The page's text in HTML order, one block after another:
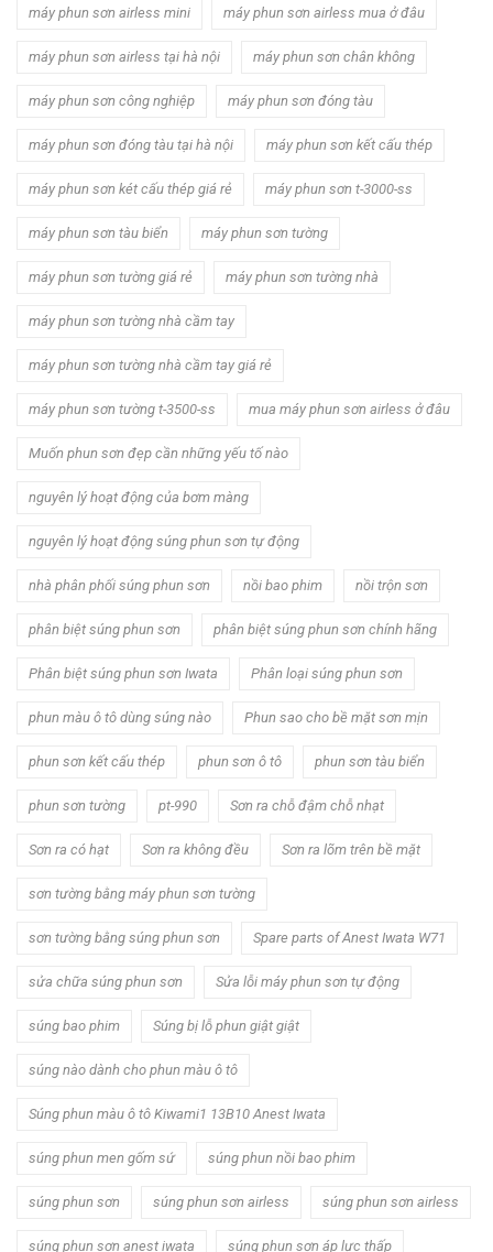
máy phun sơn airless mini máy phun sơn airless mua ở đâu
máy phun sơn airless tại hà nội máy phun sơn chân không
máy phun sơn công nghiệp máy phun sơn đóng tàu
máy phun sơn đóng tàu tại hà nội máy phun sơn kết cấu thép
máy phun sơn két cấu thép giá rẻ máy phun sơn t-3000-ss
máy phun sơn tàu biển máy phun sơn tường
máy phun sơn tường giá rẻ máy phun sơn tường nhà
máy phun sơn tường nhà cầm tay
máy phun sơn tường nhà cầm tay giá rẻ
máy phun sơn tường t-3500-ss mua máy phun sơn airless ở đâu
Muốn phun sơn đẹp cần những yếu tố nào
nguyên lý hoạt động của bơm màng
nguyên lý hoạt động súng phun sơn tự động
nhà phân phối súng phun sơn nồi bao phim nồi trộn sơn
phân biệt súng phun sơn phân biệt súng phun sơn chính hãng
Phân biệt súng phun sơn Iwata Phân loại súng phun sơn
phun màu ô tô dùng súng nào Phun sao cho bề mặt sơn mịn
phun sơn kết cấu thép phun sơn ô tô phun sơn tàu biển
phun sơn tường pt-990 Sơn ra chỗ đậm chỗ nhạt
Sơn ra có hạt Sơn ra không đều Sơn ra lõm trên bề mặt
sơn tường bằng máy phun sơn tường
sơn tường bằng súng phun sơn Spare parts of Anest Iwata W71
sửa chữa súng phun sơn Sửa lỗi máy phun sơn tự động
súng bao phim Súng bị lỗ phun giật giật
súng nào dành cho phun màu ô tô
Súng phun màu ô tô Kiwami1 13B10 Anest Iwata
súng phun men gốm sứ súng phun nồi bao phim
súng phun sơn súng phun sơn airless súng phun sơn airless
súng phun sơn anest iwata súng phun sơn áp lực thấp